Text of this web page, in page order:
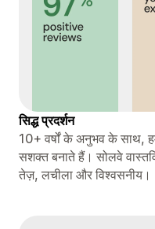
सिद्ध प्रदर्शन
10+ वर्षों के अनुभव के साथ,
सशक्त बनाते हैं। सोलवे
तेज़, लचीला और विश्वसनीय।